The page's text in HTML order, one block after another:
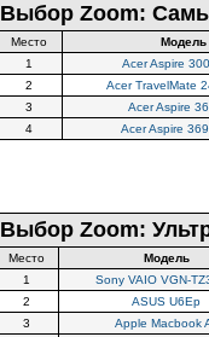
Выбор Zoom:
Место
Модель
1
Acer Aspire
2
Acer TravelMate
3
Acer Aspire
4
Acer Aspire
Выбор Zoom:
Место
Модель
1
Sony VAIO VGN-
2
ASUS U6Ep
3
Apple Macbook